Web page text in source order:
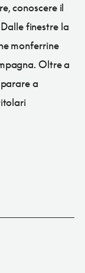
conoscere il
finestre la
monferrine
Oltre a
a